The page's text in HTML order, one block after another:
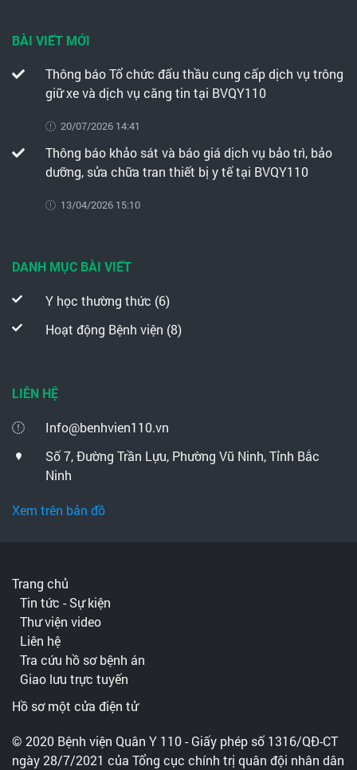
BÀI VIẾT MỚI
Thông báo Tổ chức đấu thầu cung cấp dịch vụ trông
giữ xe và dịch vụ căng tin tại BVQY110
20/07/2026 14:41
Thông báo khảo sát và báo giá dịch vụ bảo trì, bảo
dưỡng, sửa chữa tran thiết bị y tế tại BVQY110
13/04/2026 15:10
DANH MỤC BÀI VIẾT
Y học thường thức (6)
Hoạt động Bệnh viện (8)
LIÊN HỆ
Info@benhvien110.vn
Số 7, Đường Trần Lựu, Phường Vũ Ninh, Tỉnh Bắc
Ninh
Xem trên bản đồ
Trang chủ
Tin tức - Sự kiện
Thư viện video
Liên hệ
Tra cứu hồ sơ bệnh án
Giao lưu trực tuyến
Hồ sơ một cửa điện tử
© 2020 Bệnh viện Quân Y 110 - Giấy phép số 1316/QĐ-CT
ngày 28/7/2021 của Tổng cục chính trị quân đội nhân dân